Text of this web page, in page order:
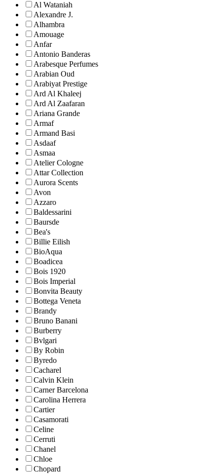
Al Wataniah
Alexandre J.
Alhambra
Amouage
Anfar
Antonio Banderas
Arabesque Perfumes
Arabian Oud
Arabiyat Prestige
Ard Al Khaleej
Ard Al Zaafaran
Ariana Grande
Armaf
Armand Basi
Asdaaf
Asmaa
Atelier Cologne
Attar Collection
Aurora Scents
Avon
Azzaro
Baldessarini
Baursde
Bea's
Billie Eilish
BioAqua
Boadicea
Bois 1920
Bois Imperial
Bonvita Beauty
Bottega Veneta
Brandy
Bruno Banani
Burberry
Bvlgari
By Robin
Byredo
Cacharel
Calvin Klein
Carner Barcelona
Carolina Herrera
Cartier
Casamorati
Celine
Cerruti
Chanel
Chloe
Chopard